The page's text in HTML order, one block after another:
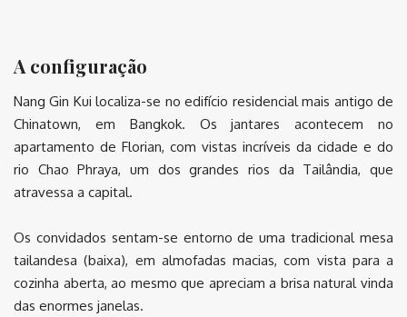
A configuração
Nang Gin Kui localiza-se no edifício residencial mais antigo de
Chinatown, em Bangkok. Os jantares acontecem no
apartamento de Florian, com vistas incríveis da cidade e do
rio Chao Phraya, um dos grandes rios da Tailândia, que
atravessa a capital.
Os convidados sentam-se entorno de uma tradicional mesa
tailandesa (baixa), em almofadas macias, com vista para a
cozinha aberta, ao mesmo que apreciam a brisa natural vinda
das enormes janelas.